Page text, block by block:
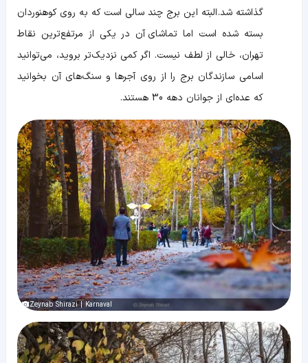
گذاشته شد. البته این برج چند سالی است که به روی کوهنوردان
بسته شده است اما تماشای آن در یکی از مرتفع‌ترین نقاط
تهران، خالی از لطف نیست. اگر کمی نزدیک‌تر بروید، می‌توانید
اسامی سازندگان برج را از روی آجرها و سنگ‌های آن بخوانید
که عده‌ای از جوانان دهه 30 هستند.
Zeynab Shirazi | Karnaval